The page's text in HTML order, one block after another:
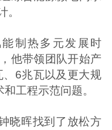
。
制热多元发展时
他带领团队开始产
6兆瓦以及更大规
工程示范问题。
晓晖找到了放松方